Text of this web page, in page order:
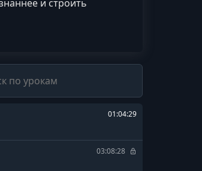
и строить
01:04:29
03:08:28